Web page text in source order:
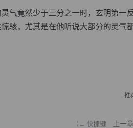
竟然少于三分之一时，玄明第一
骇，尤其是在他听说大部分的灵气
推
（← 快捷键 上一章